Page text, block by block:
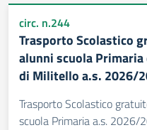
circ. n.244
Trasporto Scolastico
alunni scuola Primaria
di Militello a.s. 2026/
Trasporto Scolastico
scuola Primaria a.s. 2026/